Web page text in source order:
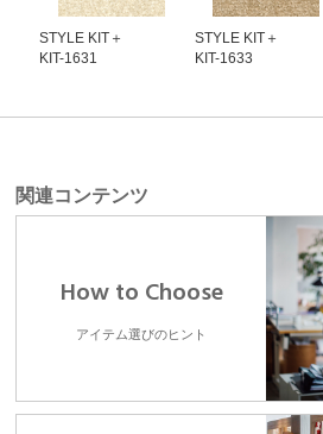
STYLE KIT＋
KIT-1631
STYLE KIT＋
KIT-1633
関連コンテンツ
How to Choose
アイテム選びのヒント